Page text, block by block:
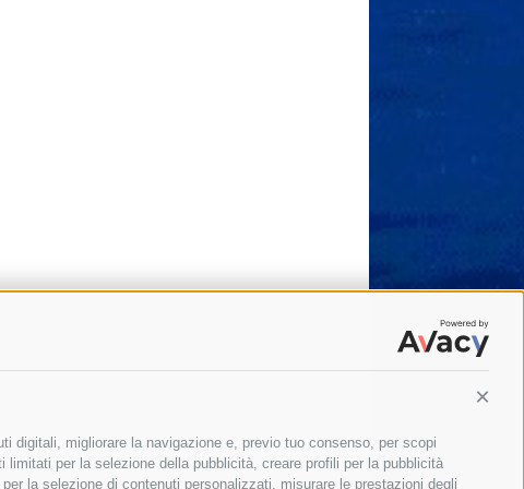
digitali, migliorare la navigazione e, previo tuo consenso, per scopi
per la selezione della pubblicità, creare profili per la pubblicità
la selezione di contenuti personalizzati, misurare le prestazioni degli